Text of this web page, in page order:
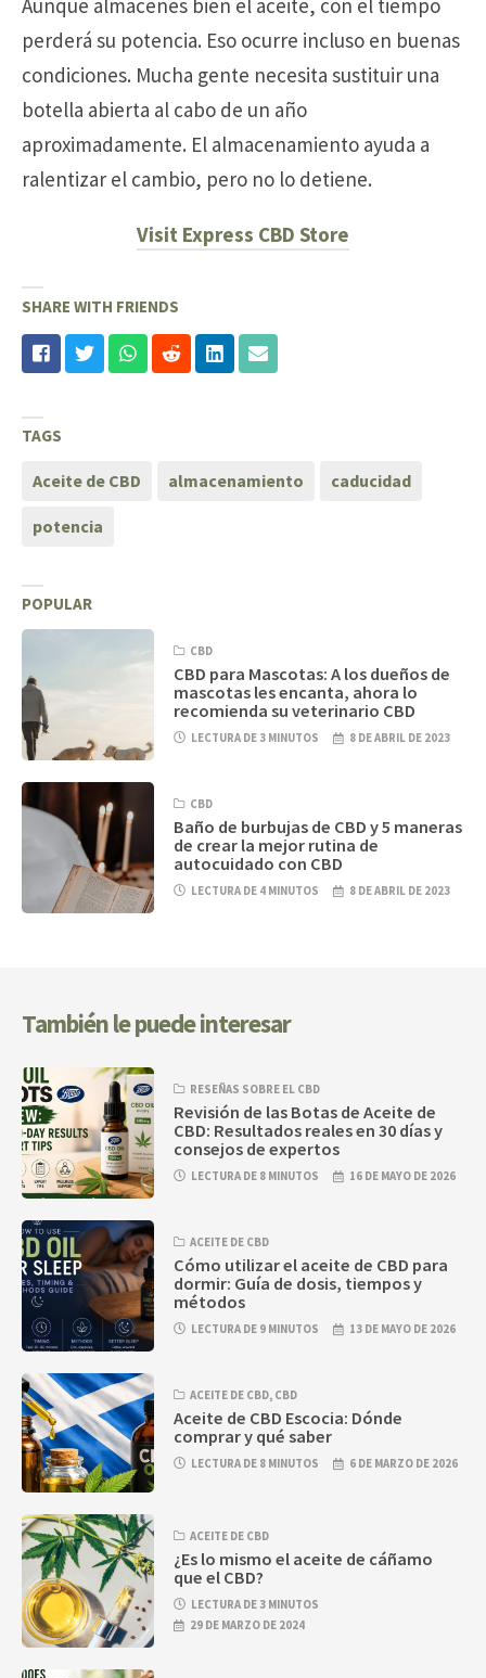
perderá su potencia. Eso ocurre incluso en buenas
condiciones. Mucha gente necesita sustituir una
botella abierta al cabo de un año
aproximadamente. El almacenamiento ayuda a
ralentizar el cambio, pero no lo detiene.
Visit Express CBD Store
SHARE WITH FRIENDS
TAGS
Aceite de CBD almacenamiento caducidad
potencia
POPULAR
CBD
CBD para Mascotas: A los dueños de
mascotas les encanta, ahora lo
recomienda su veterinario CBD
LECTURA DE 3 MINUTOS 8 DE ABRIL DE 2023
CBD
Baño de burbujas de CBD y 5 maneras
de crear la mejor rutina de
autocuidado con CBD
LECTURA DE 4 MINUTOS 8 DE ABRIL DE 2023
También le puede interesar
RESEÑAS SOBRE EL CBD
Revisión de las Botas de Aceite de
CBD: Resultados reales en 30 días y
consejos de expertos
LECTURA DE 8 MINUTOS 16 DE MAYO DE 2026
ACEITE DE CBD
Cómo utilizar el aceite de CBD para
dormir: Guía de dosis, tiempos y
métodos
LECTURA DE 9 MINUTOS 13 DE MAYO DE 2026
ACEITE DE CBD, CBD
Aceite de CBD Escocia: Dónde
comprar y qué saber
LECTURA DE 8 MINUTOS 6 DE MARZO DE 2026
ACEITE DE CBD
¿Es lo mismo el aceite de cáñamo
que el CBD?
LECTURA DE 3 MINUTOS
29 DE MARZO DE 2024